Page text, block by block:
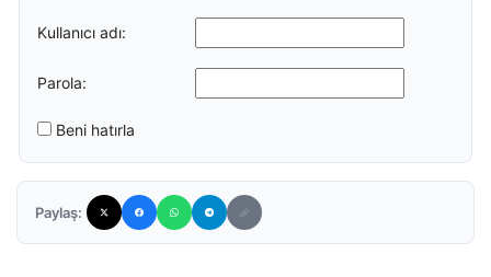
Kullanıcı adı:
Parola:
Beni hatırla
Paylaş: